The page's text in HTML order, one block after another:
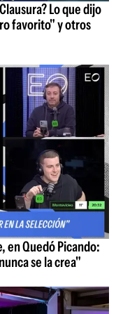
Lo que dijo
favorito" y otros
en Quedó Picando:
se la crea"